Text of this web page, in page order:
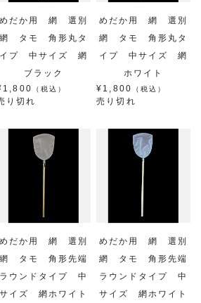
めだか用 網 選別
網 タモ 角形丸タ
イプ 中サイズ 網
ブラック
（税込）
り切れ
めだか用 網 選別
網 タモ 角形丸タ
イプ 中サイズ 網
ホワイト
¥1,800
（税込）
売り切れ
めだか用 網 選別
網 タモ 角形先端
ラウンドタイプ 中
サイズ 網ホワイト
めだか用 網 選別
網 タモ 角形先端
ラウンドタイプ 中
サイズ 網ホワイト